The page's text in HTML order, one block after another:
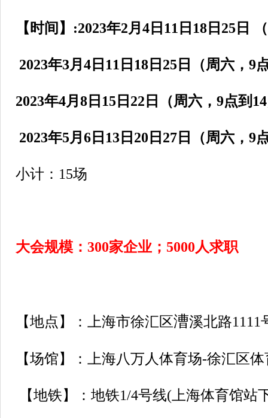
【时间】 :2023年2月4日11日18日25日
2023年3月4日11日18日25日 （周六， 9
2023年4月8日15日22日 （周六， 9点到 14
2023年5月6日13日20日27日 （周六， 9
小计：15场
大会规模：300家企业；5000人求职
【地点】：上海市徐汇区漕溪北路1111
【场馆】：上海八万人体育场-徐汇区
【地铁】：地铁1/4号线( 上海体育馆站